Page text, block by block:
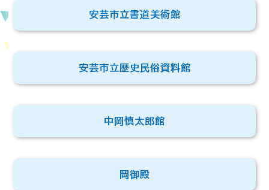
安芸市立書道美術館
安芸市立歴史民俗資料館
中岡慎太郎館
岡御殿